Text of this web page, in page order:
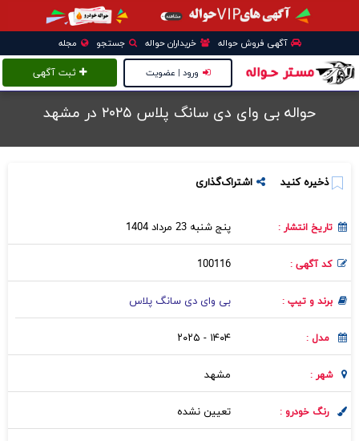
آگهی فروش حواله خریداران حواله جستجو مجله
ثبت آگهی ورود | عضویت
حواله بی وای دی سانگ پلاس ۲۰۲۵ در مشهد
ذخیره کنید اشتراک‌گذاری
تاریخ انتشار : پنج شنبه 23 مرداد 1404
کد آگهی : 100116
برند و تیپ : بی وای دی سانگ پلاس
مدل : ۱۴۰۴ - ۲۰۲۵
شهر : مشهد
رنگ خودرو : تعیین نشده